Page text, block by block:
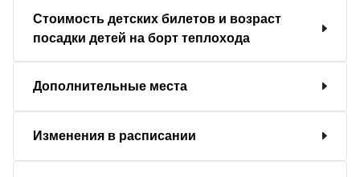
Стоимость детских билетов и возраст
посадки детей на борт теплохода
Дополнительные места
Изменения в расписании